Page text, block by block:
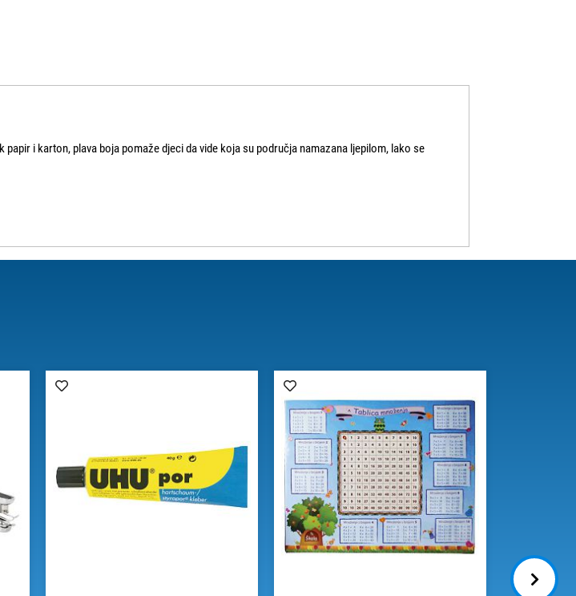
i karton, plava boja pomaže djeci da vide koja su područja namazana ljepilom, lako se